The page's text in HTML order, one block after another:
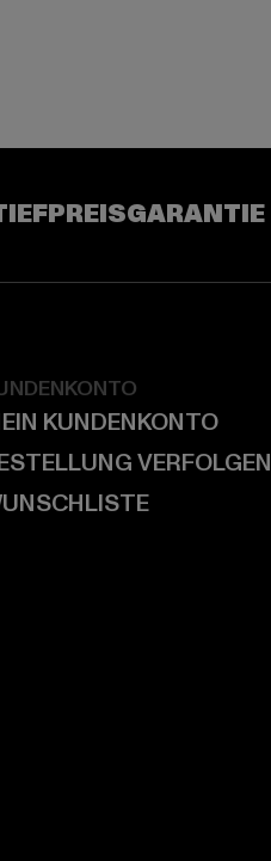
KUNDENKONTO
VERFOLGEN